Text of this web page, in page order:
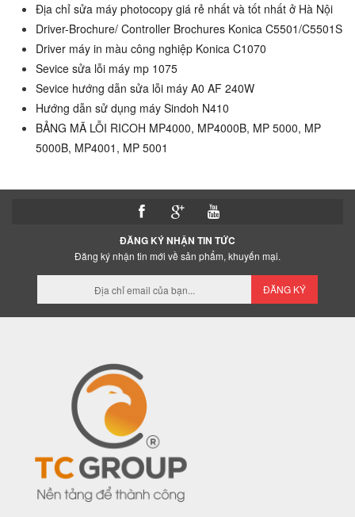
Địa chỉ sửa máy photocopy giá rẻ nhất và tốt nhất ở Hà Nội
Driver-Brochure/ Controller Brochures Konica C5501/C5501S
Driver máy in màu công nghiệp Konica C1070
Sevice sửa lỗi máy mp 1075
Sevice hướng dẫn sửa lỗi máy A0 AF 240W
Hướng dẫn sử dụng máy Sindoh N410
BẢNG MÃ LỖI RICOH MP4000, MP4000B, MP 5000, MP
5000B, MP4001, MP 5001
ĐĂNG KÝ NHẬN TIN TỨC
Đăng ký nhận tin mới về sản phẩm, khuyến mại.
ĐĂNG KÝ